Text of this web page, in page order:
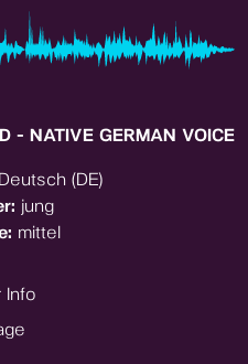
- NATIVE GERMAN VOICE
Deutsch (DE)
jung
mittel
Info